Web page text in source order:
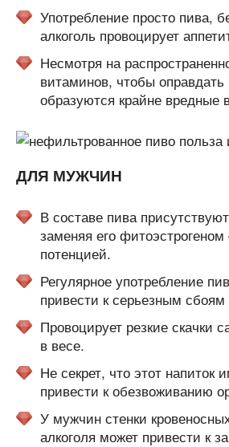
Употребление просто пива,
алкоголь провоцирует
Несмотря на
витаминов, чтобы
образуются крайне
ДЛЯ МУЖЧИН
В составе пива
заменяя его
потенцией.
Регулярное употребление
привести к серьезным
Провоцирует резкие скачки
в весе.
Не секрет, что этот
привести к обезвоживанию
У мужчин стенки
алкоголя может привести к